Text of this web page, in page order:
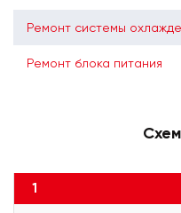
Ремонт системы
Ремонт блока питания
1